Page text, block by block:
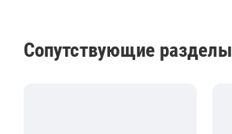
Сопутствующие разделы